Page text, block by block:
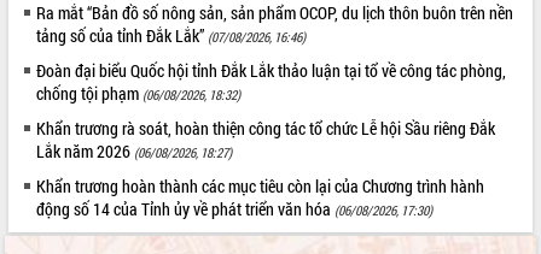
Ra mắt “Bản đồ số nông sản, sản phẩm OCOP, du lịch thôn buôn trên nền
tảng số của tỉnh Đắk Lắk” (07/08/2026, 16:46)
Đoàn đại biểu Quốc hội tỉnh Đắk Lắk thảo luận tại tổ về công tác phòng,
chống tội phạm (06/08/2026, 18:32)
Khẩn trương rà soát, hoàn thiện công tác tổ chức Lễ hội Sầu riêng Đắk
Lắk năm 2026 (06/08/2026, 18:27)
Khẩn trương hoàn thành các mục tiêu còn lại của Chương trình hành
động số 14 của Tỉnh ủy về phát triển văn hóa (06/08/2026, 17:30)